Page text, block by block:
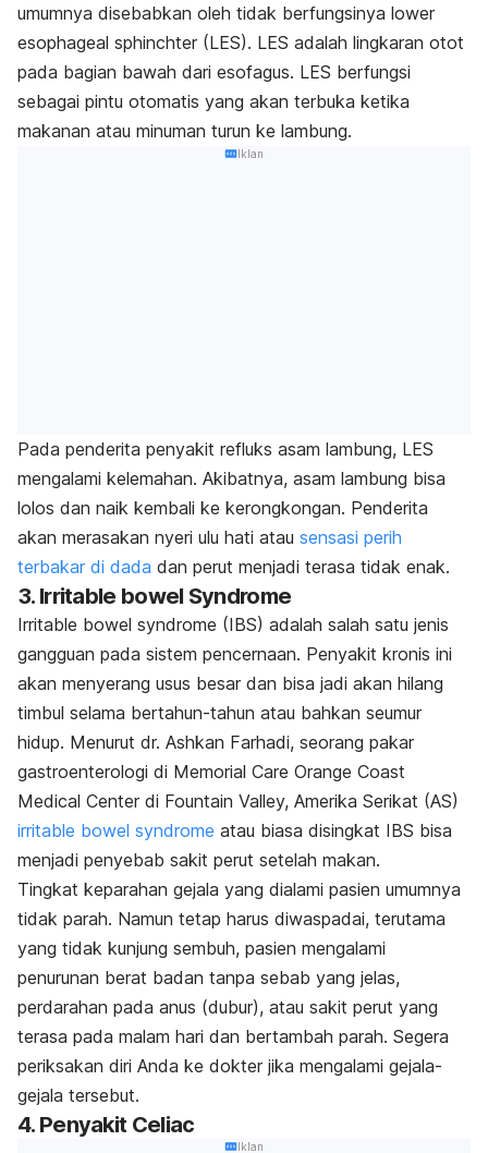
umumnya disebabkan oleh tidak berfungsinya lower
esophageal sphinchter (LES). LES adalah lingkaran otot
pada bagian bawah dari esofagus. LES berfungsi
sebagai pintu otomatis yang akan terbuka ketika
makanan atau minuman turun ke lambung.
Iklan
Pada penderita penyakit refluks asam lambung, LES
mengalami kelemahan. Akibatnya, asam lambung bisa
lolos dan naik kembali ke kerongkongan. Penderita
akan merasakan nyeri ulu hati atau sensasi perih
terbakar di dada dan perut menjadi terasa tidak enak.
3. Irritable bowel Syndrome
Irritable bowel syndrome (IBS) adalah salah satu jenis
gangguan pada sistem pencernaan. Penyakit kronis ini
akan menyerang usus besar dan bisa jadi akan hilang
timbul selama bertahun-tahun atau bahkan seumur
hidup. Menurut dr. Ashkan Farhadi, seorang pakar
gastroenterologi di Memorial Care Orange Coast
Medical Center di Fountain Valley, Amerika Serikat (AS)
irritable bowel syndrome atau biasa disingkat IBS bisa
menjadi penyebab sakit perut setelah makan.
Tingkat keparahan gejala yang dialami pasien umumnya
tidak parah. Namun tetap harus diwaspadai, terutama
yang tidak kunjung sembuh, pasien mengalami
penurunan berat badan tanpa sebab yang jelas,
perdarahan pada anus (dubur), atau sakit perut yang
terasa pada malam hari dan bertambah parah. Segera
periksakan diri Anda ke dokter jika mengalami gejala-
gejala tersebut.
4. Penyakit Celiac
Iklan